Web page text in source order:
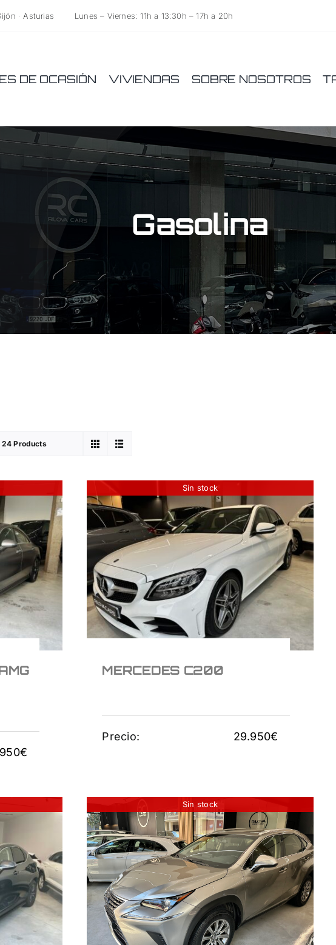
· Asturias Lunes – Viernes: 11h a 13:30h – 17h a 20h
DE OCASIÓN VIVIENDAS SOBRE NOSOTROS
Gasolina
24 Products
45S
€
Sin stock
MERCEDES C200
29.950€
MERCEDES C200
Precio: 29.950€
Sin stock
LEXUS NX300